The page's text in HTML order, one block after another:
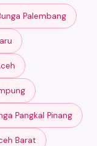
Palembang
Pangkal Pinang
Barat